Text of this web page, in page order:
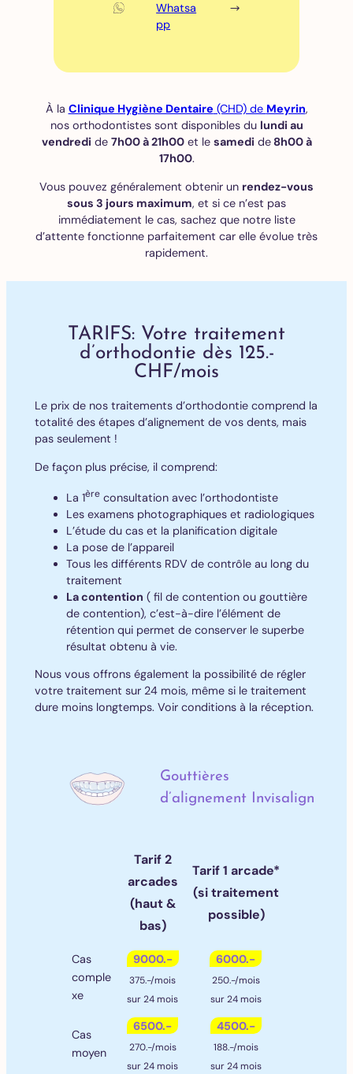
Whatsa
pp
À la Clinique Hygiène Dentaire (CHD) de Meyrin,
nos orthodontistes sont disponibles du lundi au
vendredide 7h00 à 21h00et le samedide8h00 à
17h00.
Vous pouvez généralement obtenir un rendez-vous
sous 3 jours maximum, et si ce n’est pas
immédiatement le cas, sachez que notre liste
d’attente fonctionne parfaitement car elle évolue très
rapidement.
TARIFS: Votre traitement
d’orthodontie dès 125.-
CHF/mois
Le prix de nos traitements d’orthodontie comprend la
totalité des étapes d’alignement de vos dents, mais
pas seulement !
De façon plus précise, il comprend:
La 1ère consultation avec l’orthodontiste
Les examens photographiques et radiologiques
L’étude du cas et la planification digitale
La pose de l’appareil
Tous les différents RDV de contrôle au long du
traitement
La contention ( fil de contention ou gouttière
de contention), c’est-à-dire l’élément de
rétention qui permet de conserver le superbe
résultat obtenu à vie.
Nous vous offrons également la possibilité de régler
votre traitement sur 24 mois, même si le traitement
dure moins longtemps. Voir conditions à la réception.
Gouttières
d’alignement Invisalign
Tarif 2
arcades
(haut &
bas)
Tarif 1 arcade*
(si traitement
possible)
Cas
comple
xe
9000.-
375.-/mois
sur 24 mois
6000.-
250.-/mois
sur 24 mois
Cas
moyen
6500.-
270.-/mois
sur 24 mois
4500.-
188.-/mois
sur 24 mois